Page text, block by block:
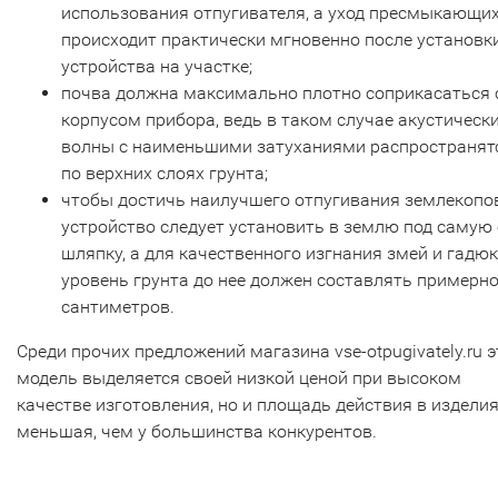
использования отпугивателя, а уход
происходит практически мгновенно после
устройства на участке;
почва должна максимально плотно соприкасаться
корпусом прибора, ведь в таком случае
волны с наименьшими затуханиями
по верхних слоях грунта;
чтобы достичь наилучшего отпугивания
устройство следует установить в землю под самую
шляпку, а для качественного изгнания змей и гадюк
уровень грунта до нее должен составлять
сантиметров.
Среди прочих предложений магазина vse-otpugivately.ru
модель выделяется своей низкой ценой при высоком
качестве изготовления, но и площадь действия в изделия
меньшая, чем у большинства конкурентов.